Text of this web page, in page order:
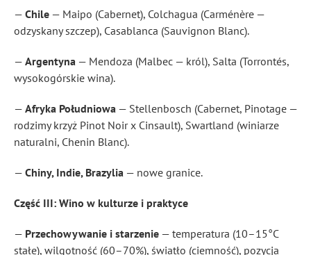
— Chile — Maipo (Cabernet), Colchagua (Carménère —
odzyskany szczep), Casablanca (Sauvignon Blanc).
— Argentyna — Mendoza (Malbec — król), Salta (Torrontés,
wysokogórskie wina).
— Afryka Południowa — Stellenbosch (Cabernet, Pinotage —
rodzimy krzyż Pinot Noir x Cinsault), Swartland (winiarze
naturalni, Chenin Blanc).
— Chiny, Indie, Brazylia — nowe granice.
Część III: Wino w kulturze i praktyce
— Przechowywanie i starzenie — temperatura (10–15°C
stałe), wilgotność (60–70%), światło (ciemność), pozycja